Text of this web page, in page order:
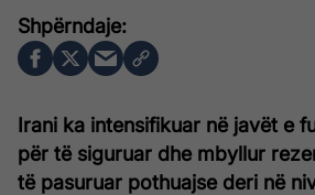
Irani ka intensifikuar në javët e
për të siguruar dhe mbyllur
të pasuruar pothuajse deri në